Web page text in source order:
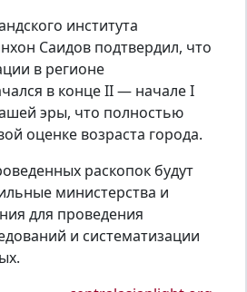
института
Саидов подтвердил, что
в регионе
в конце II — начале I
эры, что полностью
оценке возраста города.
раскопок будут
министерства и
для проведения
и систематизации